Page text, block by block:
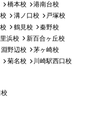
橋本校
港南台校
溝ノ口校
戸塚校
鶴見校
秦野校
浜校
新百合ヶ丘校
淵野辺校
茅ヶ崎校
菊名校 川崎駅西口校